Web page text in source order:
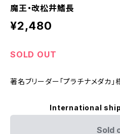
魔王・改松井鰭長
¥2,480
SOLD OUT
著名ブリーダー「プラチナメダカ」
International
Sold